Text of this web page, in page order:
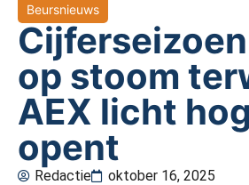
Beursnieuws
op stoom
AEX licht
opent
Redactie oktober 16, 2025